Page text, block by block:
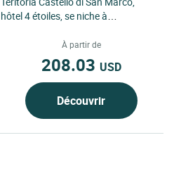
hôtel 4 étoiles, se niche à
cadre enchanteur entre mer...
À partir de
208.03 USD
Découvrir